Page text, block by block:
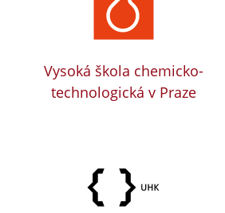
Vysoká škola chemicko-
technologická v Praze